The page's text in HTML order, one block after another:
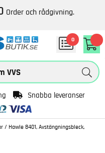
Order och rådgivning.
0
Snabba leveranser
/ Hawle 8401, Avstängningsbleck,